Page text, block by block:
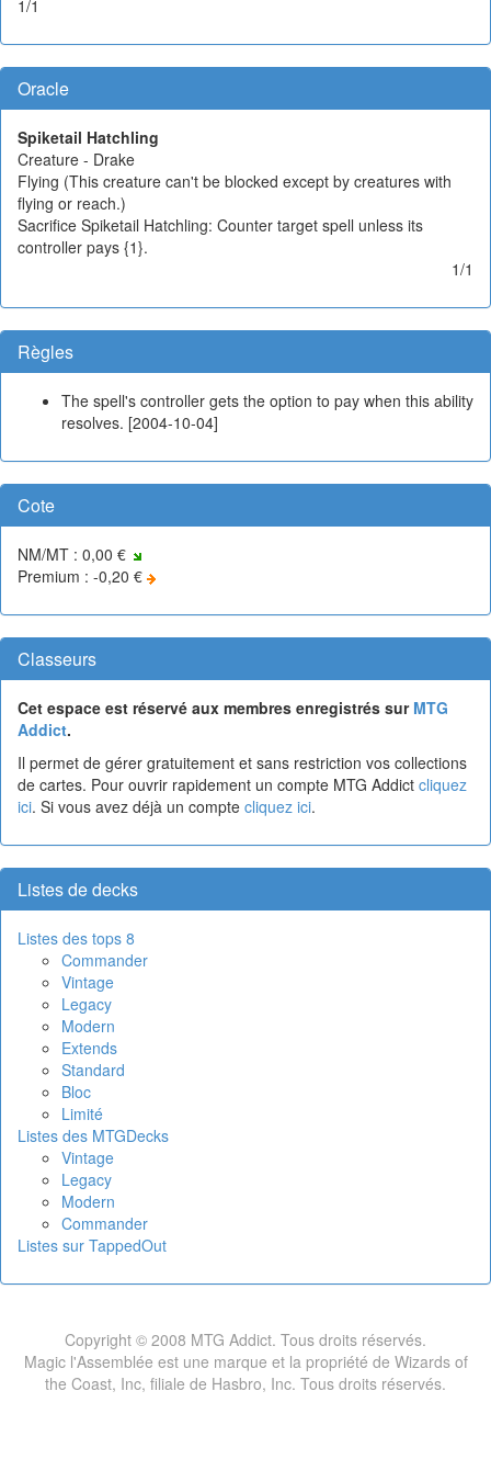
1/1
Oracle
Spiketail Hatchling
Creature - Drake
Flying (This creature can't be blocked except by creatures with
flying or reach.)
Sacrifice Spiketail Hatchling: Counter target spell unless its
controller pays {1}.
1/1
Règles
The spell's controller gets the option to pay when this ability
resolves. [2004-10-04]
Cote
NM/MT : 0,00 €
Premium : -0,20 €
Classeurs
Cet espace est réservé aux membres enregistrés sur MTG
Addict.
Il permet de gérer gratuitement et sans restriction vos collections
de cartes. Pour ouvrir rapidement un compte MTG Addict cliquez
ici. Si vous avez déjà un compte cliquez ici.
Listes de decks
Listes des tops 8
Commander
Vintage
Legacy
Modern
Extends
Standard
Bloc
Limité
Listes des MTGDecks
Vintage
Legacy
Modern
Commander
Listes sur TappedOut
Copyright © 2008 MTG Addict. Tous droits réservés.
Magic l'Assemblée est une marque et la propriété de Wizards of
the Coast, Inc, filiale de Hasbro, Inc. Tous droits réservés.